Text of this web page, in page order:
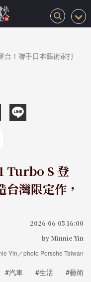
台！聯手日本藝術家打
Turbo S 登
灣限定作，
2026-06-05 16:00
by Minnie Yin
Yin／photo Porsche Taiwan
#汽車 #生活 #藝術